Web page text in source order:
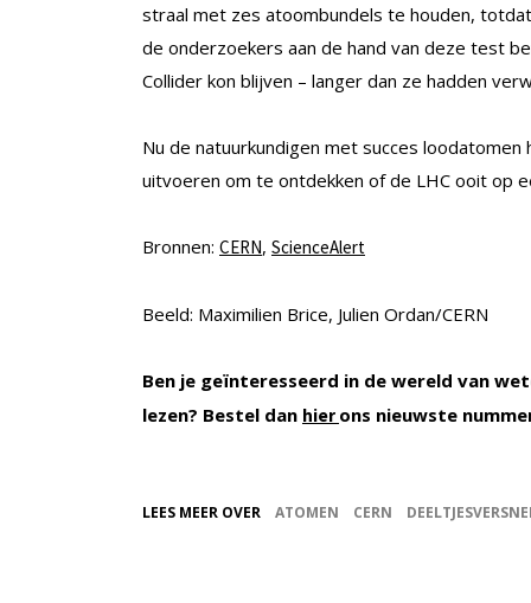
straal met zes atoombundels te houden,
de onderzoekers aan de hand van deze test
Collider kon blijven – langer dan ze hadden
Nu de natuurkundigen met succes
uitvoeren om te ontdekken of de LHC ooit op
Bronnen: CERN, ScienceAlert
Beeld: Maximilien Brice, Julien Ordan/CERN
Ben je geïnteresseerd in de wereld van
lezen? Bestel dan hier ons nieuwste
LEES MEER OVER ATOMEN CERN